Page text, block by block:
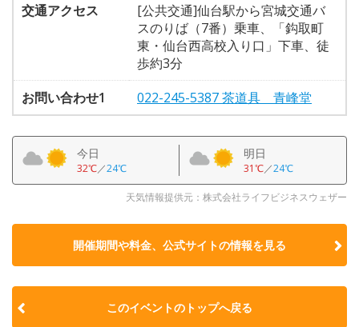
交通アクセス
[公共交通]仙台駅から宮城交通バ
スのりば（7番）乗車、「鈎取町
東・仙台西高校入り口」下車、徒
歩約3分
お問い合わせ1
022-245-5387 茶道具 青峰堂
今日
32℃／24℃
明日
31℃／24℃
天気情報提供元：株式会社ライフビジネスウェザー
開催期間や料金、公式サイトの情報を見る
このイベントのトップへ戻る